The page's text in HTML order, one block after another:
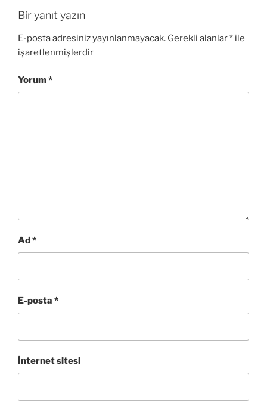
Bir yanıt yazın
E-posta adresiniz yayınlanmayacak. Gerekli alanlar* ile
işaretlenmişlerdir
Yorum*
Ad*
E-posta *
İnternet sitesi